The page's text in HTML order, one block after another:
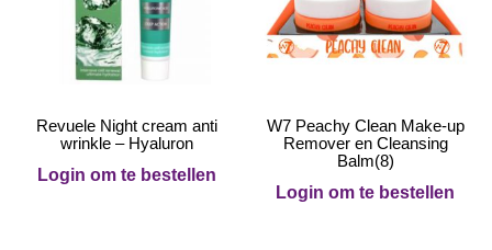
Revuele Night cream anti
wrinkle – Hyaluron
Login om te bestellen
W7 Peachy Clean Make-up
Remover en Cleansing
Balm(8)
Login om te bestellen